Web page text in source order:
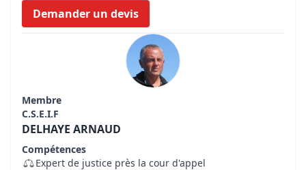
Demander un devis
Membre
C.S.E.I.F
DELHAYE ARNAUD
Compétences
Expert de justice près la cour d'appel